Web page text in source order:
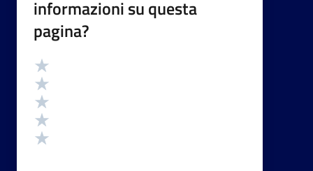
informazioni su questa
pagina?
Valutazione